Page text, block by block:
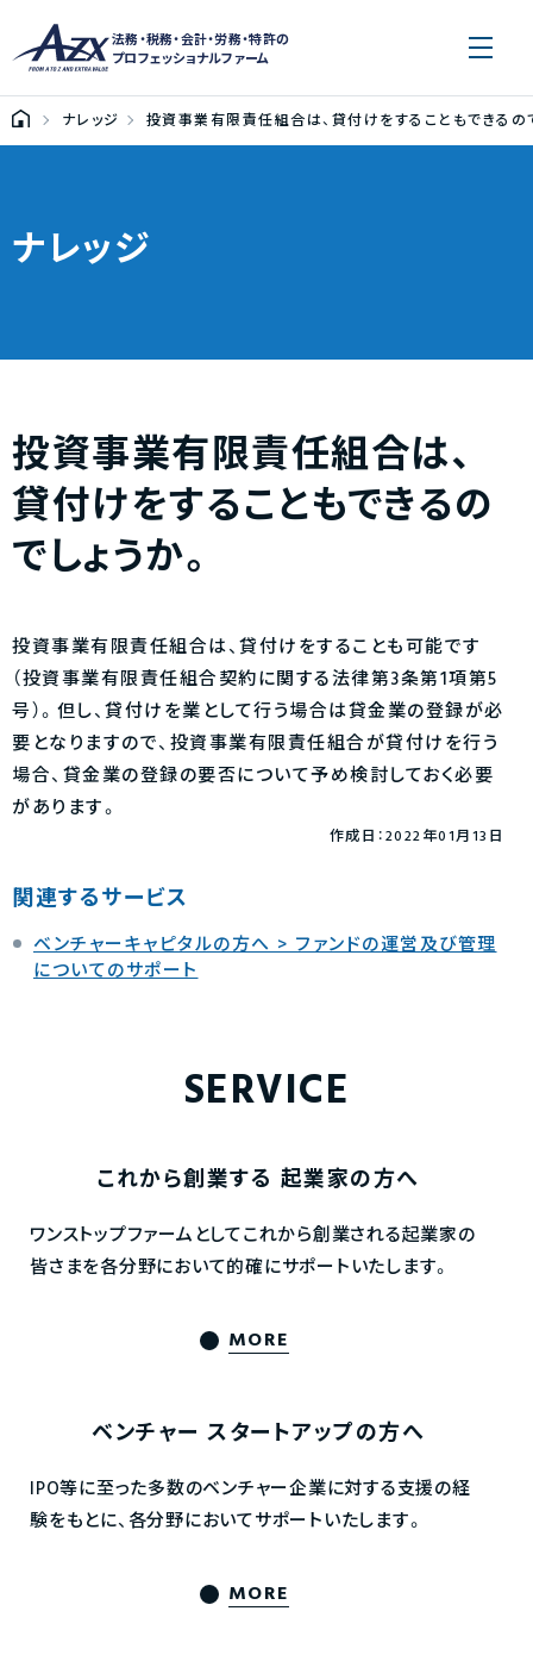
法務・税務・会計・労務・特許の
プロフェッショナルファーム
ナレッジ 投資事業有限責任組合は、貸付けをすることもできるの
ナレッジ
投資事業有限責任組合は、
貸付けをすることもできるの
でしょうか。
投資事業有限責任組合は、貸付けをすることも可能です
（投資事業有限責任組合契約に関する法律第3条第1項第5
号）。但し、貸付けを業として行う場合は貸金業の登録が必
要となりますので、投資事業有限責任組合が貸付けを行う
場合、貸金業の登録の要否について予め検討しておく必要
があります。
作成日：2022年01月13日
関連するサービス
ベンチャーキャピタルの方へ > ファンドの運営及び管理
についてのサポート
SERVICE
これから創業する 起業家の方へ
ワンストップファームとしてこれから創業される起業家の
皆さまを各分野において的確にサポートいたします。
MORE
ベンチャー スタートアップの方へ
IPO等に至った多数のベンチャー企業に対する支援の経
験をもとに、各分野においてサポートいたします。
MORE